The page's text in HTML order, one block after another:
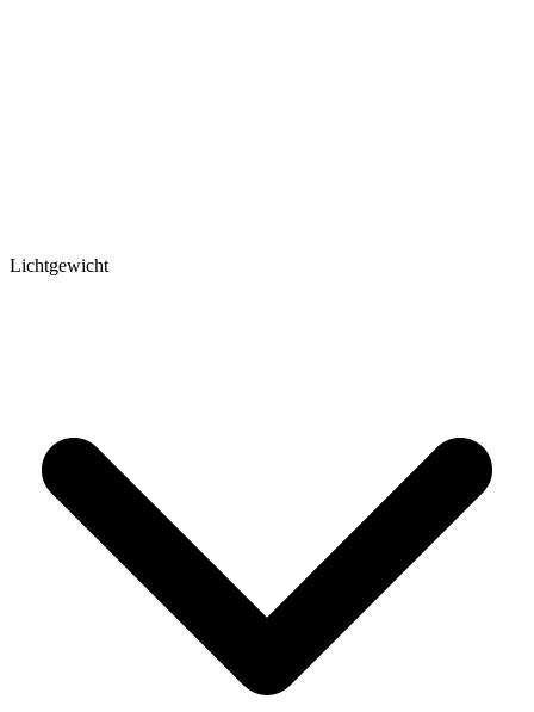
Lichtgewicht